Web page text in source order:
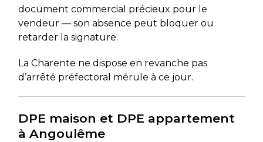
document commercial précieux pour le
vendeur — son absence peut bloquer ou
retarder la signature.
La Charente ne dispose en revanche pas
d’arrêté préfectoral mérule à ce jour.
DPE maison et DPE appartement
à Angoulême